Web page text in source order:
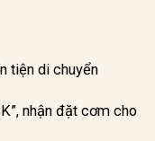
tiện di chuyển
nhận đặt cơm cho